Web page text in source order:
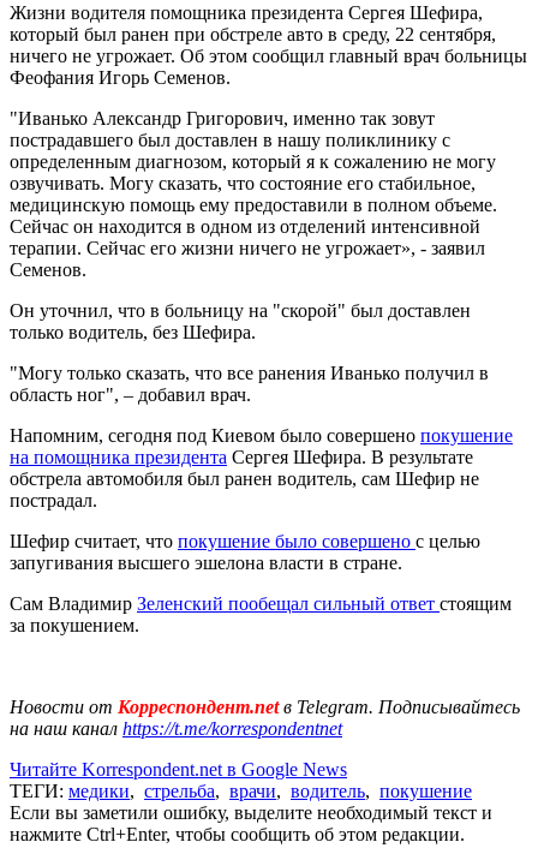
Жизни водителя помощника президента Сергея Шефира,
который был ранен при обстреле авто в среду, 22 сентября,
ничего не угрожает. Об этом сообщил главный врач больницы
Феофания Игорь Семенов.
"Иванько Александр Григорович, именно так зовут
пострадавшего был доставлен в нашу поликлинику с
определенным диагнозом, который я к сожалению не могу
озвучивать. Могу сказать, что состояние его стабильное,
медицинскую помощь ему предоставили в полном объеме.
Сейчас он находится в одном из отделений интенсивной
терапии. Сейчас его жизни ничего не угрожает», - заявил
Семенов.
Он уточнил, что в больницу на "скорой" был доставлен
только водитель, без Шефира.
"Могу только сказать, что все ранения Иванько получил в
область ног", – добавил врач.
Напомним, сегодня под Киевом было совершено покушение
на помощника президента Сергея Шефира. В результате
обстрела автомобиля был ранен водитель, сам Шефир не
пострадал.
Шефир считает, что покушение было совершено с целью
запугивания высшего эшелона власти в стране.
Сам Владимир Зеленский пообещал сильный ответ стоящим
за покушением.
Новости от Корреспондент.netв Telegram. Подписывайтесь
на наш канал https://t.me/korrespondentnet
Читайте Korrespondent.net в Google News
ТЕГИ: медики, стрельба, врачи, водитель, покушение
Если вы заметили ошибку, выделите необходимый текст и
нажмите Ctrl+Enter, чтобы сообщить об этом редакции.